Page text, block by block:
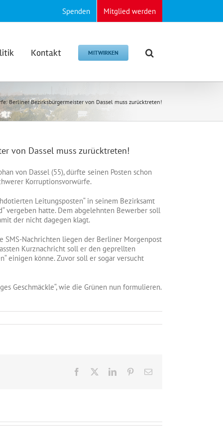
Spenden Mitglied werden
Kontakt MITWIRKEN
Berliner Bezirksbürgermeister von Dassel muss zurücktreten!
von Dassel muss zurücktreten!
von Dassel (55), dürfte seinen Posten schon
Korruptionsvorwürfe.
Leitungsposten“ in seinem Bezirksamt
vergeben hatte. Dem abgelehnten Bewerber soll
der nicht dagegen klagt.
SMS-Nachrichten liegen der Berliner Morgenpost
Kurznachricht soll er den geprellten
einigen könne. Zuvor soll er sogar versucht
Geschmäckle“, wie die Grünen nun formulieren.
Facebook LinkedInPinterest
E-